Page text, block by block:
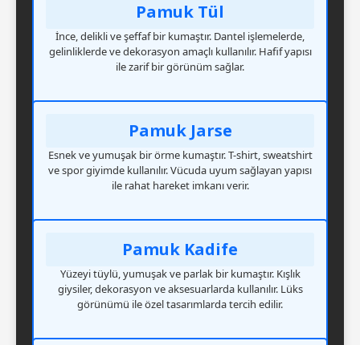
Pamuk Tül
İnce, delikli ve şeffaf bir kumaştır. Dantel işlemelerde,
gelinliklerde ve dekorasyon amaçlı kullanılır. Hafif yapısı
ile zarif bir görünüm sağlar.
Pamuk Jarse
Esnek ve yumuşak bir örme kumaştır. T-shirt, sweatshirt
ve spor giyimde kullanılır. Vücuda uyum sağlayan yapısı
ile rahat hareket imkanı verir.
Pamuk Kadife
Yüzeyi tüylü, yumuşak ve parlak bir kumaştır. Kışlık
giysiler, dekorasyon ve aksesuarlarda kullanılır. Lüks
görünümü ile özel tasarımlarda tercih edilir.